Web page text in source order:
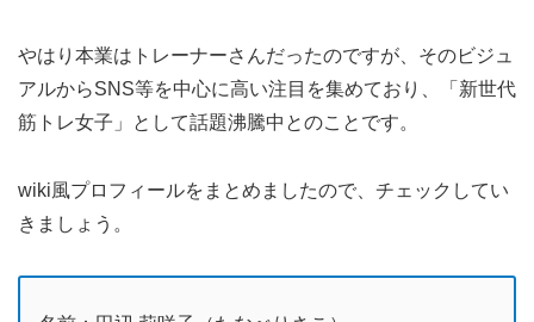
やはり本業はトレーナーさんだったのですが、そのビジュ
アルからSNS等を中心に高い注目を集めており、「新世代
筋トレ女子」として話題沸騰中とのことです。
wiki風プロフィールをまとめましたので、チェックしてい
きましょう。